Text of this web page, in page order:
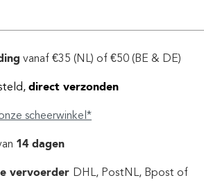
vanaf €35 (NL) of €50 (BE & DE)
direct verzonden
scheerwinkel*
14 dagen
vervoerder DHL, PostNL, Bpost of